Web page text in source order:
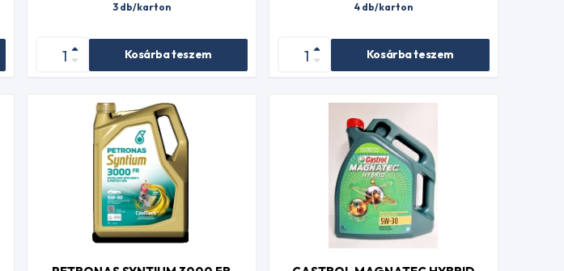
3 db/karton
Kosárba teszem
4 db/karton
Kosárba teszem